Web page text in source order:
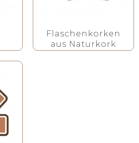
Flaschenkorken
aus Naturkork